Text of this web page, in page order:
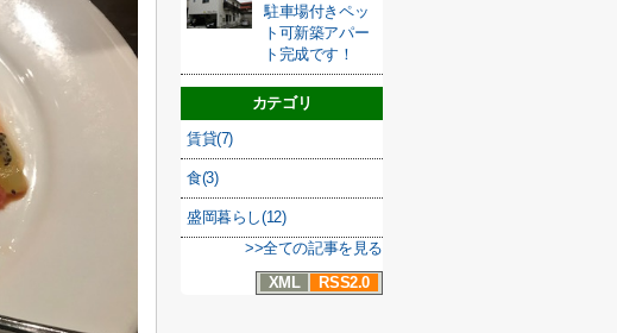
駐車場付きペッ
ト可新築アパー
ト完成です！
カテゴリ
賃貸(7)
食(3)
盛岡暮らし(12)
>>全ての記事を見る
XML
RSS2.0